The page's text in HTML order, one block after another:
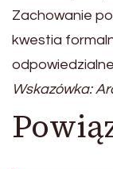
Zachowanie
kwestia
Wskazówka: